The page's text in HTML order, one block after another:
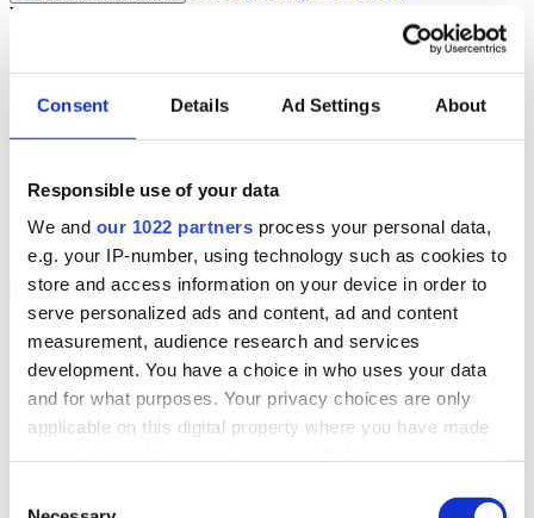
Consent Details Ad Settings About
Responsible use of your data
We and our 1022 partners process your personal data,
e.g. your IP-number, using technology such as cookies to
store and access information on your device in order to
serve personalized ads and content, ad and content
measurement, audience research and services
development. You have a choice in who uses your data
and for what purposes. Your privacy choices are only
applicable on this digital property where you have made
the Privacy trigger icon.
Wij bieden een reeks ERP-oplossingen, ontwikkeld over 45 jaar
Lees meer
Branchespecifieke ERP Oplossingen
Groothandel
Verhuur
Automotive
Back to ERP Oplossingen
ERP Oplossingen Overzicht for
Groothandel
Lever slimmere service en verbeter marges met ERP-software die je
helpt bij voorraadbeheer, verkoop en service.
Lees meer:
ERP Producten voor de Groothandel